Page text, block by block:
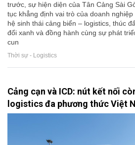
trước, sự hiện diện của Tân Cảng Sài
tục khẳng định vai trò của doanh
hệ sinh thái cảng biển – logistics, thúc
đổi xanh và đồng hành cùng sự phát
cun
Thời sự - Logistics
Cảng cạn và ICD: nút kết nối
logistics đa phương thức Việt